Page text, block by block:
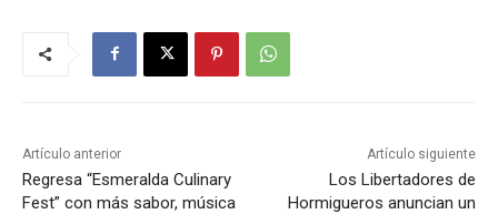
Artículo anterior
Regresa “Esmeralda Culinary
Fest” con más sabor, música
Artículo siguiente
Los Libertadores de
Hormigueros anuncian un